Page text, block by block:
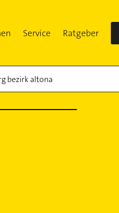
Service Ratgeber